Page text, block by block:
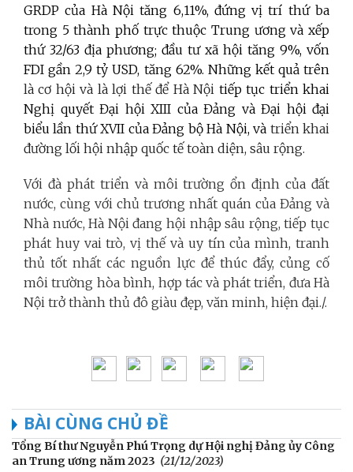
GRDP của Hà Nội tăng 6,11%, đứng vị trí thứ ba
trong 5 thành phố trực thuộc Trung ương và xếp
thứ 32/63 địa phương; đầu tư xã hội tăng 9%, vốn
FDI gần 2,9 tỷ USD, tăng 62%. Những kết quả trên
là cơ hội và là lợi thế để Hà Nội tiếp tục triển khai
Nghị quyết Đại hội XIII của Đảng và Đại hội đại
biểu lần thứ XVII của Đảng bộ Hà Nội, và triển khai
đường lối hội nhập quốc tế toàn diện, sâu rộng.
Với đà phát triển và môi trường ổn định của đất
nước, cùng với chủ trương nhất quán của Đảng và
Nhà nước, Hà Nội đang hội nhập sâu rộng, tiếp tục
phát huy vai trò, vị thế và uy tín của mình, tranh
thủ tốt nhất các nguồn lực để thúc đẩy, củng cố
môi trường hòa bình, hợp tác và phát triển, đưa Hà
Nội trở thành thủ đô giàu đẹp, văn minh, hiện đại./.
BÀI CÙNG CHỦ ĐỀ
Tổng Bí thư Nguyễn Phú Trọng dự Hội nghị Đảng ủy Công
an Trung ương năm 2023 (21/12/2023)